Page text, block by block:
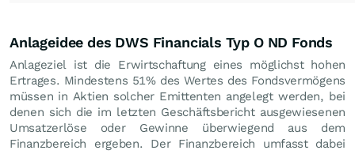
Anlageidee des DWS Financials Typ O ND Fonds
Anlageziel ist die Erwirtschaftung eines möglichst hohen
Ertrages. Mindestens 51% des Wertes des Fondsvermögens
müssen in Aktien solcher Emittenten angelegt werden, bei
denen sich die im letzten Geschäftsbericht ausgewiesenen
Umsatzerlöse oder Gewinne überwiegend aus dem
Finanzbereich ergeben. Der Finanzbereich umfasst dabei